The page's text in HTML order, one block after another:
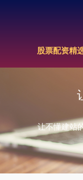
股票配资精
让不懂建站